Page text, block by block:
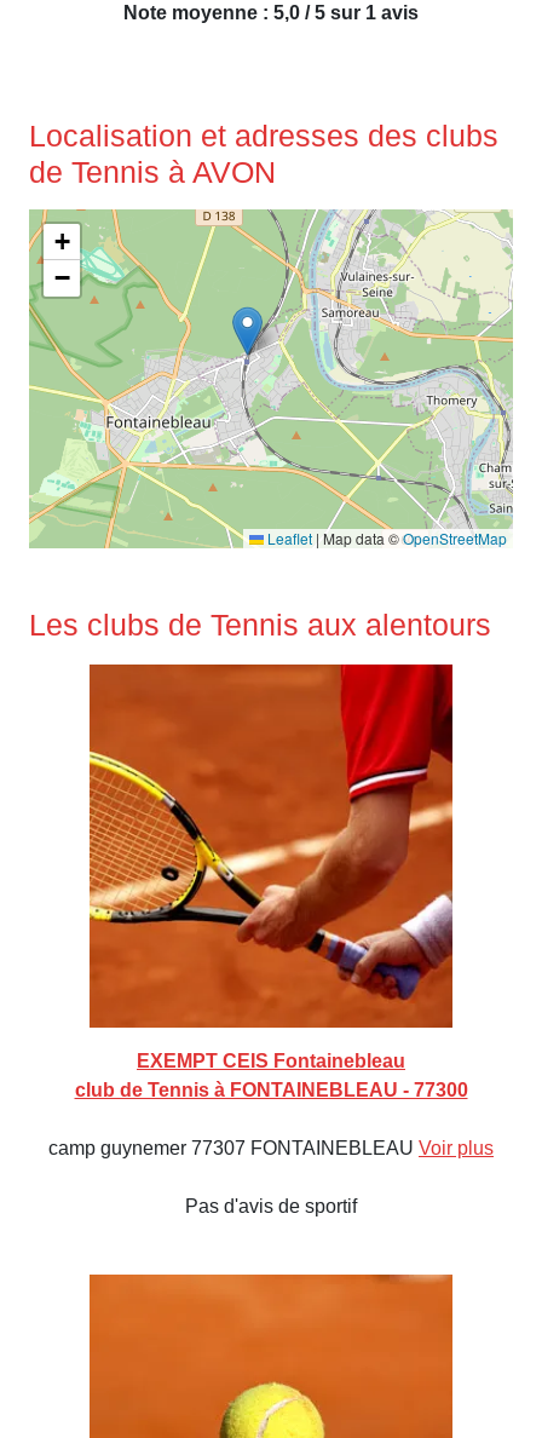
Note moyenne : 5,0 / 5 sur 1 avis
Localisation et adresses des clubs
de Tennis à AVON
+
−
Leaflet | Map data ©OpenStreetMap
Les clubs de Tennis aux alentours
EXEMPT CEIS Fontainebleau
club de Tennis à FONTAINEBLEAU - 77300
camp guynemer 77307 FONTAINEBLEAU Voir plus
Pas d'avis de sportif